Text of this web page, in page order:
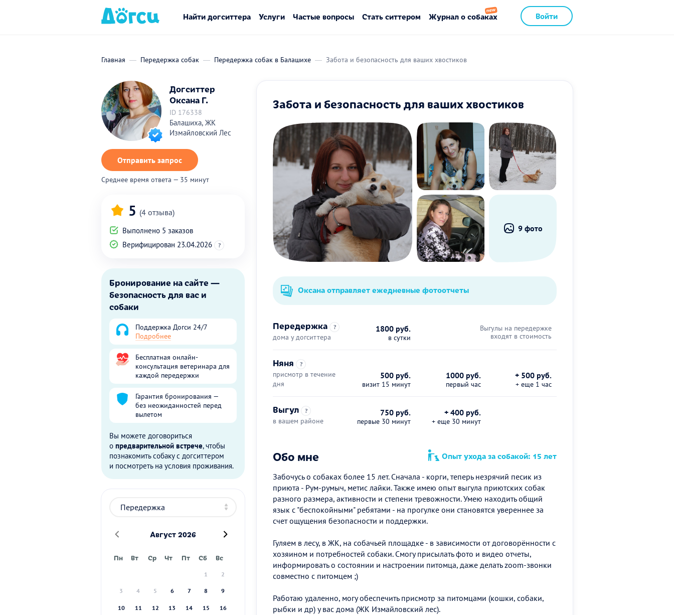
Войти
Найти догситтера Услуги Частые вопросы Стать ситтером Журнал о собаках
Главная Передержка собак Передержка собак в Балашихе Забота и безопасность для ваших хвостиков
Догситтер
Оксана Г.
ID 176338
Балашиха, ЖК
Измайловский Лес
Отправить запрос
Среднее время ответа — 35 минут
5 (4 отзыва)
Выполнено 5 заказов
Верифицирован 23.04.2026
?
Бронирование на сайте —
безопасность для вас и
собаки
Поддержка Догси 24/7
Подробнее
Бесплатная онлайн-
консультация ветеринара для
каждой передержки
Гарантия бронирования —
без неожиданностей перед
вылетом
Вы можете договориться
о предварительной встрече, чтобы
познакомить собаку с догситтером
и посмотреть на условия проживания.
Август 2026
Пн Вт Ср Чт Пт Сб Вс
1 2
3 4 5 6 7 8 9
10 11 12 13 14 15 16
Забота и безопасность для ваших хвостиков
9 фото
Оксана отправляет ежедневные фотоотчеты
Передержка ?
дома у догситтера
1800 руб.
в сутки
Выгулы на передержке
входят в стоимость
Няня ?
присмотр в течение
дня
500 руб.
визит 15 минут
1000 руб.
первый час
+ 500 руб.
+ еще 1 час
Выгул ?
в вашем районе
750 руб.
первые 30 минут
+ 400 руб.
+ еще 30 минут
Обо мне Опыт ухода за собакой: 15 лет
Забочусь о собаках более 15 лет. Сначала - корги, теперь незрячий песик из
приюта - Рум-румыч, метис лайки. Также имею опыт выгула приютских собак
разного размера, активности и степени тревожности. Умею находить общий
язык с "беспокойными" ребятами - на прогулке они становятся увереннее за
счет ощущения безопасности и поддержки.
Гуляем в лесу, в ЖК, на собачьей площадке - в зависимости от договорённости с
хозяином и потребностей собаки. Смогу присылать фото и видео отчеты,
информировать о состоянии и настроении питомца, даже делать zoom-звонки
совместно с питомцем ;)
Работаю удаленно, могу обеспечить присмотр за питомцами (кошки, собаки,
рыбки и др) у вас дома (ЖК Измайловский лес).